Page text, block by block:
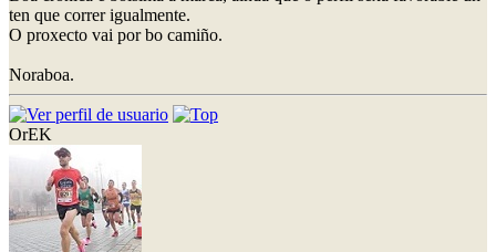
ten que correr igualmente.
O proxecto vai por bo camiño.
Noraboa.
OrEK